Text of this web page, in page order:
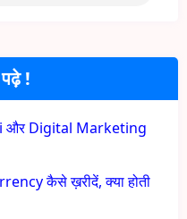
!
और Digital Marketing
कैसे ख़रीदें, क्या होती